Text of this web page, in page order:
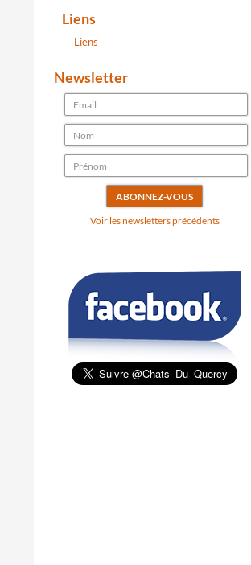
Liens
Liens
Newsletter
Voir les newsletters précédents